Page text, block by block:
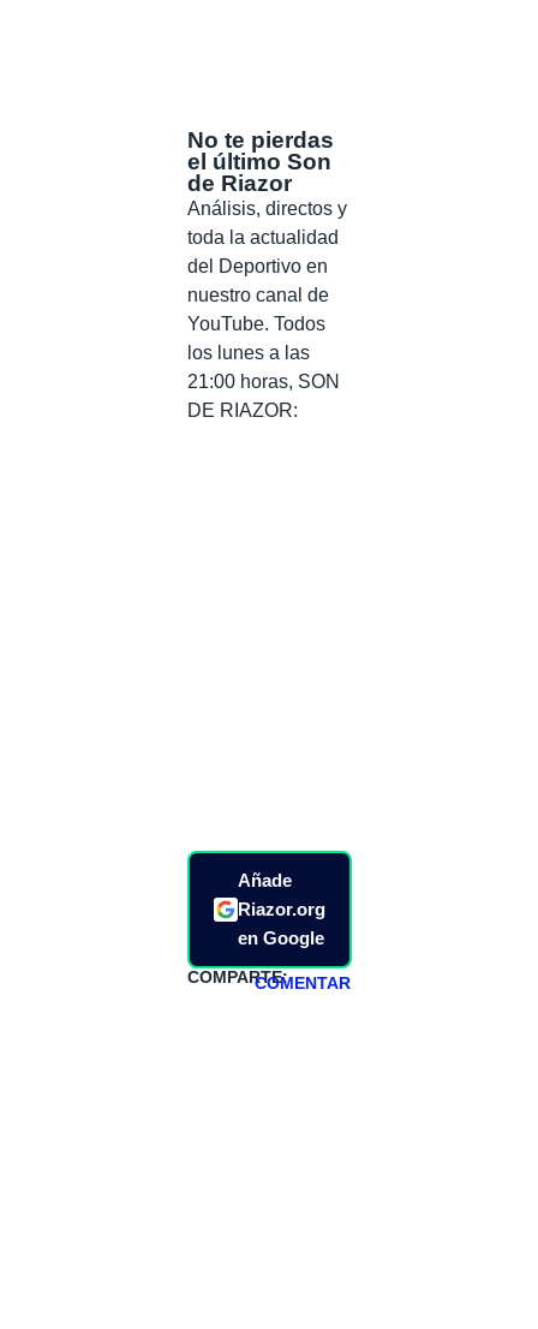
No te pierdas
el último Son
de Riazor
Análisis, directos y
toda la actualidad
del Deportivo en
nuestro canal de
YouTube. Todos
los lunes a las
21:00 horas, SON
DE RIAZOR:
Añade
Riazor.org
en Google
COMPARTE:COMENTAR